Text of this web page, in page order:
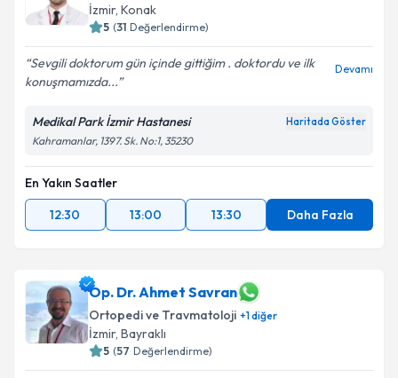
Kişisel verilerimin işlenmesine ilişkinAydınlatma
Metni'ni okudum ve kişisel verilerimin belirtilen
İzmir, Konak
5 (31 Değerlendirme)
Sevgili doktorum gün içinde gittiğim . doktordu ve ilk
konuşmamızda...
Devamı
Medikal Park İzmir Hastanesi Haritada Göster
Kahramanlar, 1397. Sk. No:1, 35230
En Yakın Saatler
12:30
13:00 13:30 Daha Fazla
Op. Dr. Ahmet Savran
Ortopedi ve Travmatoloji +1diğer
İzmir, Bayraklı
5 (57 Değerlendirme)